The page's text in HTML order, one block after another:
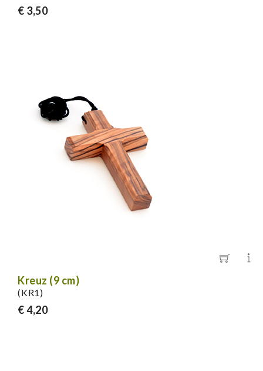
€ 3,50
Kreuz (9 cm)
(KR1)
€ 4,20